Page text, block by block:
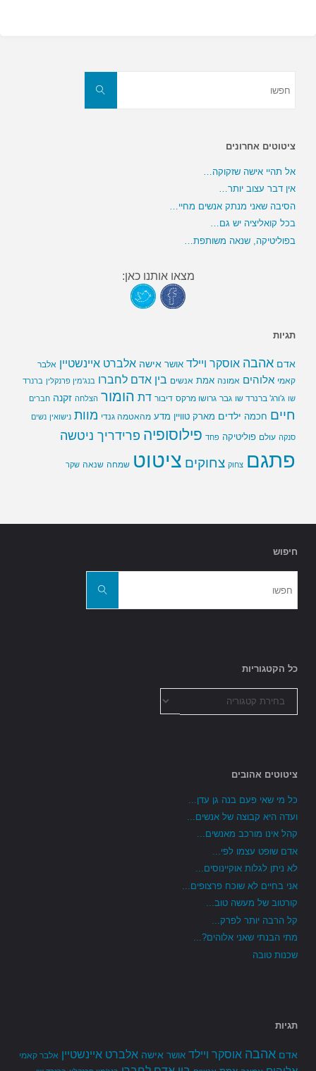
חפשו
ציטוטים אחרונים
אל תהיי אישה שזקוקה…
אין דבר עצוב יותר…
הסיבה שאני מנתק אנשים מחיי…
בכל קואליציה יש גם…
בפוליטיקה, שנאה משותפת…
מצאו אותנו כאן:
תגיות
אדם אהבה אוסקר ויילד אושר אישה אלברט איינשטיין אלבר
קאמי אלוהים אמונה אמת אנשים בין אדם לחברו בנג'מין פרנקלין ברנרד
שו ג'ורג' ברנרד שו גבר גרושו מרקס דיבור דת הומור הצלחה זקנה חברים
חיים חכמה ילדים מארק טוויין מדע מהאטמה גנדי מוות נישואין נשים
סנקה עולם פוליטיקה פחד פילוסופיה פרידריך ניטשה
פתגם צחוק צחוקים ציטוט שמחה שנאה שקר
חיפוש
חפשו
כל הקטגוריות
הקטגוריות
ציטוטים אהובים
כל מי שאי פעם בנה גן עדן...
ועדה היא קבוצה של אנשים...
קהל אינו מורכב מאנשים...
אדם שופט עצמו לפי...
לא ניתן לגלות אוקיינוסים...
אני בחיים לא שוכח פרצופים...
קורטוב של מעשה טוב...
קל הרבה יותר לפרק...
מתי הבנתי שאני אלוהים?...
שכנות טובה
תגיות
אדם אהבה אוסקר ויילד אושר אישה אלברט איינשטיין אלבר קאמי